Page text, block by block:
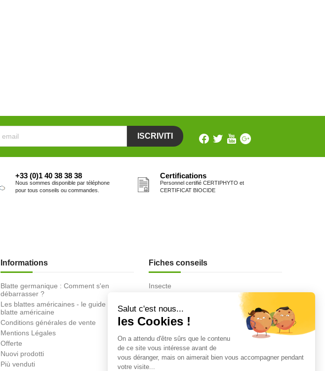
+33 (0)1 40 38 38 38
Nous sommes disponible par téléphone
pour tous conseils ou commandes.
Certifications
Personnel certifié CERTIPHYTO et
CERTIFICAT BIOCIDE
Informations
Blatte germanique : Comment s'en
débarrasser ?
Les blattes américaines - le guide de la
blatte américaine
Conditions générales de vente
Mentions Légales
Offerte
Nuovi prodotti
Più venduti
Fiches conseils
Insecte